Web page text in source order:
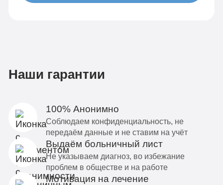
Наши гарантии
100% Анонимно
Соблюдаем конфиденциальность, не
передаём данные и не ставим на учёт
Выдаём больничный лист
Не указываем диагноз, во избежание
проблем в обществе и на работе
Мотивация на лечение